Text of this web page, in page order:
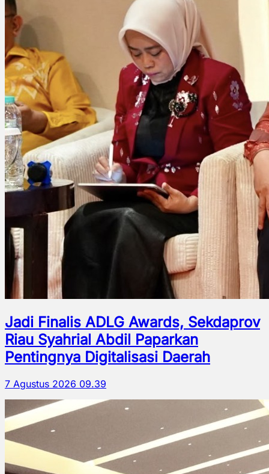
Jadi Finalis ADLG Awards, Sekdaprov
Riau Syahrial Abdil Paparkan
Pentingnya Digitalisasi Daerah
7 Agustus 2026 09.39